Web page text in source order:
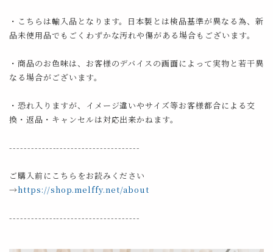
・こちらは輸入品となります。日本製とは検品基準が異なる為、新
品未使用品でもごくわずかな汚れや傷がある場合もございます。
・商品のお色味は、お客様のデバイスの画面によって実物と若干異
なる場合がございます。
・恐れ入りますが、イメージ違いやサイズ等お客様都合による交
換・返品・キャンセルは対応出来かねます。
------------------------------------
ご購入前にこちらをお読みください
→https://shop.melffy.net/about
------------------------------------